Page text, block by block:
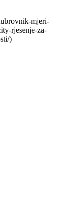
mjeri-
rjesenje-za-
)